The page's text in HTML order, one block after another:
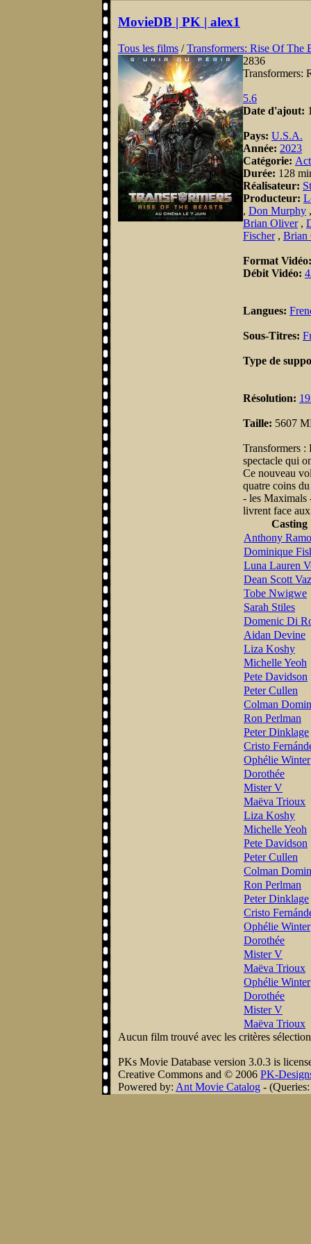
MovieDB | PK | alex1
Tous les films /Transformers: Rise Of The
2836
Transformers:
5.6
Date d'ajout:
Pays: U.S.A.
Année: 2023
Catégorie:
Durée: 128
Réalisateur:
Producteur:
, Don Murphy
Brian Oliver,
Fischer, Brian
Format
Débit Vidéo:
Langues:
Sous-Titres:
Type de
Résolution:
Taille: 5607
Transformers :
spectacle qui
Ce nouveau
quatre coins
- les Maximals
livrent face
Casting
Anthony
Dominique
Luna Lauren
Dean Scott
Tobe Nwigwe
Sarah Stiles
Domenic Di
Aidan Devine
Liza Koshy
Michelle Yeoh
Pete Davidson
Peter Cullen
Colman
Ron Perlman
Peter Dinklage
Cristo
Ophélie Winter
Dorothée
Mister V
Maëva Trioux
Liza Koshy
Michelle Yeoh
Pete Davidson
Peter Cullen
Colman
Ron Perlman
Peter Dinklage
Cristo
Ophélie Winter
Dorothée
Mister V
Maëva Trioux
Ophélie Winter
Dorothée
Mister V
Maëva Trioux
Aucun film trouvé avec les critères
PKs Movie Database version 3.0.3 is
Creative Commons and © 2006 PK-
Powered by: Ant Movie Catalog -